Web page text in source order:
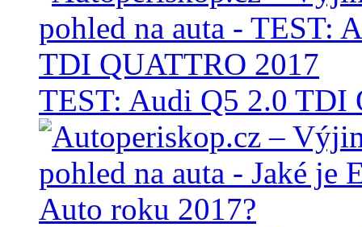
TEST: Audi Q5 2.0 TDI